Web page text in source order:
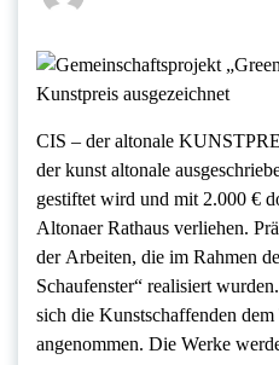
CIS – der altonale
der kunst altonale
gestiftet wird und mit 2.000 €
Altonaer Rathaus verliehen.
der Arbeiten, die im Rahmen
Schaufenster“ realisiert
sich die Kunstschaffenden
angenommen. Die Werke